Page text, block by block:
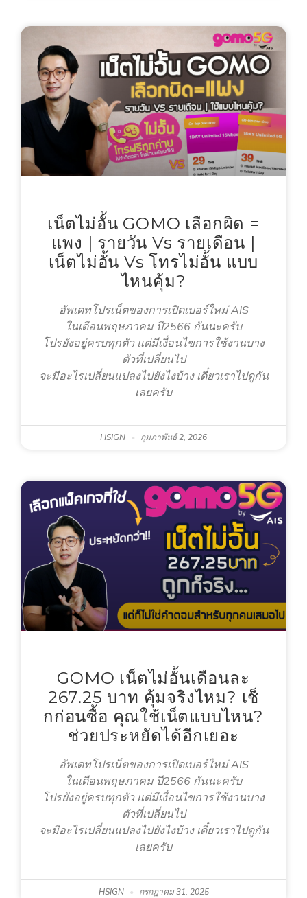
เน็ตไม่อั้น GOMO เลือกผิด =
แพง | รายวัน Vs รายเดือน |
เน็ตไม่อั้น Vs โทรไม่อั้น แบบ
ไหนคุ้ม?
อัพเดทโปรเน็ตของการเปิดเบอร์ใหม่ AIS
ในเดือนพฤษภาคม ปี2566 กันนะครับ
โปรยังอยู่ครบทุกตัว แต่มีเงื่อนไขการใช้งานบาง
ตัวที่เปลี่ยนไป
จะมีอะไรเปลี่ยนแปลงไปยังไงบ้าง เดี๋ยวเราไปดูกัน
เลยครับ
HSIGN กุมภาพันธ์ 2, 2026
GOMO เน็ตไม่อั้นเดือนละ
267.25 บาท คุ้มจริงไหม? เช็
กก่อนซื้อ คุณใช้เน็ตแบบไหน?
ช่วยประหยัดได้อีกเยอะ
อัพเดทโปรเน็ตของการเปิดเบอร์ใหม่ AIS
ในเดือนพฤษภาคม ปี2566 กันนะครับ
โปรยังอยู่ครบทุกตัว แต่มีเงื่อนไขการใช้งานบาง
ตัวที่เปลี่ยนไป
จะมีอะไรเปลี่ยนแปลงไปยังไงบ้าง เดี๋ยวเราไปดูกัน
เลยครับ
HSIGN กรกฎาคม 31, 2025